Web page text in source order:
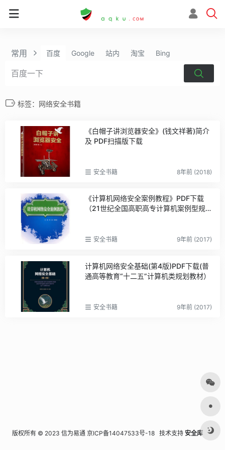
常用 百度 Google 站内 淘宝 Bing
标签：网络安全书籍
《白帽子讲浏览器安全》(钱文祥著)简介
及 PDF扫描版下载
安全书籍 8年前 (2018)
《计算机网络安全案例教程》PDF下载
（21世纪全国高职高专计算机案例型规划
安全书籍 9年前 (2017)
计算机网络安全基础(第4版)PDF下载(普
通高等教育“十二五”计算机类规划教材）
安全书籍 9年前 (2017)
版权所有 © 2023 信为易通 京ICP备14047533号-18 技术支持 安全库